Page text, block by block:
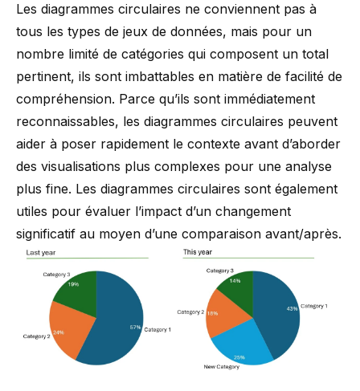
Les diagrammes circulaires ne conviennent pas à
tous les types de jeux de données, mais pour un
nombre limité de catégories qui composent un total
pertinent, ils sont imbattables en matière de facilité de
compréhension. Parce qu’ils sont immédiatement
reconnaissables, les diagrammes circulaires peuvent
aider à poser rapidement le contexte avant d’aborder
des visualisations plus complexes pour une analyse
plus fine. Les diagrammes circulaires sont également
utiles pour évaluer l’impact d’un changement
significatif au moyen d’une comparaison avant/après.